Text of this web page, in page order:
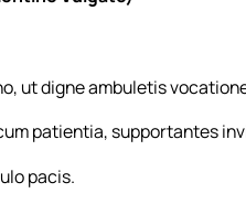
ut digne ambuletis
patientia, supportantes
pacis.